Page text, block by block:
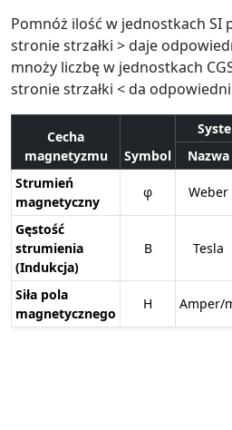
Pomnóż ilość w jednostkach SI
stronie strzałki > daje
mnoży liczbę w jednostkach
stronie strzałki < da
Cecha
magnetyzmu
Symbol
Nazwa
Strumień
magnetyczny
φ Weber
Gęstość
strumienia
(Indukcja)
B Tesla
Siła pola
magnetycznego
H Amper/